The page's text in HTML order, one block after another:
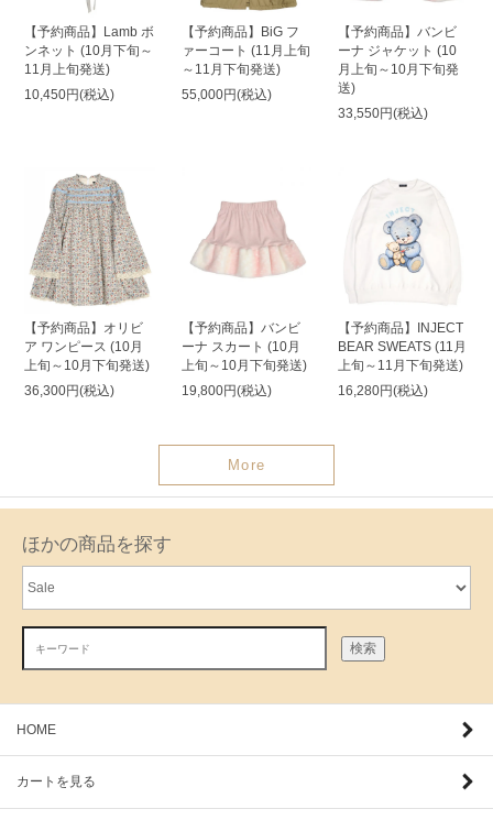
【予約商品】Lamb ボ
ンネット (10月下旬～
11月上旬発送)
10,450円(税込)
【予約商品】BiG フ
ァーコート (11月上旬
～11月下旬発送)
55,000円(税込)
【予約商品】バンビ
ーナ ジャケット (10
月上旬～10月下旬発
送)
33,550円(税込)
【予約商品】オリビ
ア ワンピース (10月
上旬～10月下旬発送)
36,300円(税込)
【予約商品】バンビ
ーナ スカート (10月
上旬～10月下旬発送)
19,800円(税込)
【予約商品】INJECT
BEAR SWEATS (11月
上旬～11月下旬発送)
16,280円(税込)
More
ほかの商品を探す
検索
HOME
カートを見る